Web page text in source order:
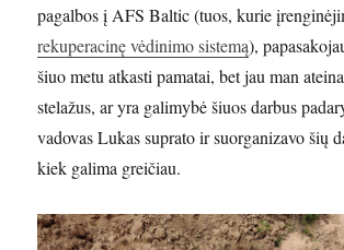
pagalbos į AFS Baltic (tuos, kurie
rekuperacinę vėdinimo sistemą),
šiuo metu atkasti pamatai, bet jau man
stelažus, ar yra galimybė šiuos darbus
vadovas Lukas suprato ir suorganizavo šių
kiek galima greičiau.